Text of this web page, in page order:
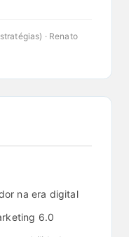
· Renato
na era digital
6.0